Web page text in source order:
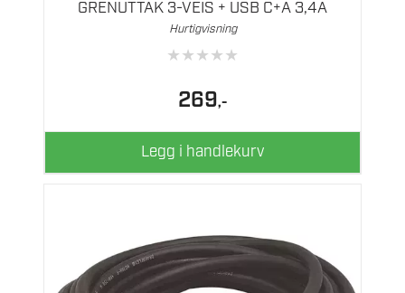
GRENUTTAK 3-VEIS + USB C+A 3,4A
Hurtigvisning
★★★★★
269,-
Legg i handlekurv